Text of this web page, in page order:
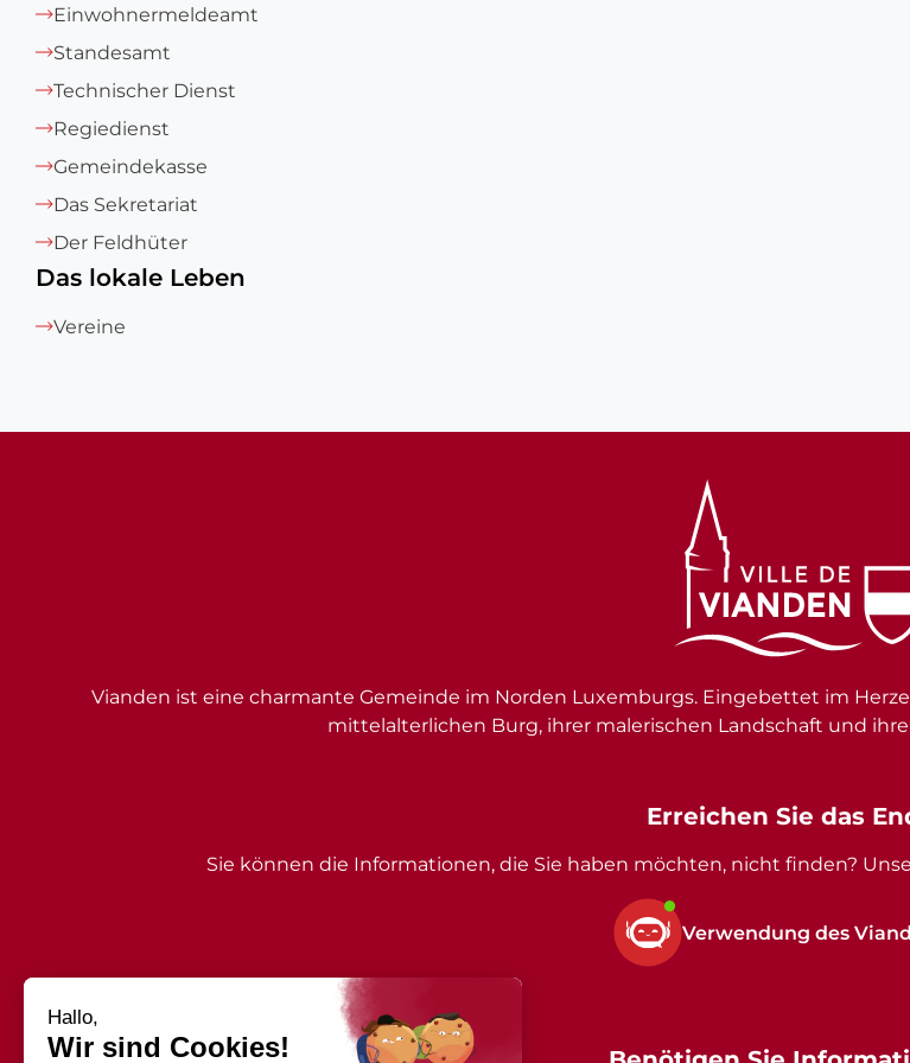
Einwohnermeldeamt
Standesamt
Technischer Dienst
Regiedienst
Gemeindekasse
Das Sekretariat
Der Feldhüter
Das lokale Leben
Vereine
Erreichen Sie das
Sie können die Informationen, die Sie haben möchten, nicht finden?
Verwendung des
Vianden ist eine charmante Gemeinde im Norden Luxemburgs. Eingebettet im
mittelalterlichen Burg, ihrer malerischen Landschaft und